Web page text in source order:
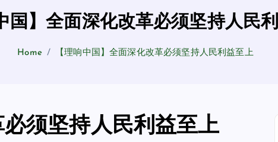
国】全面深化改革必须坚持人民
Home 【理响中国】全面深化改革必须坚持人民利益至上
必须坚持人民利益至上